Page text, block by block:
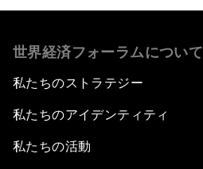
世界経済フォーラムについて
私たちのストラテジー
私たちのアイデンティティ
私たちの活動